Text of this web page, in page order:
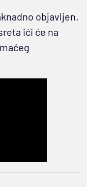
objavljen.
ići će na